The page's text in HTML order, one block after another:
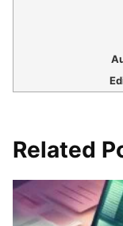
Related